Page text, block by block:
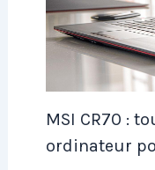
MSI CR70 :
ordinateur